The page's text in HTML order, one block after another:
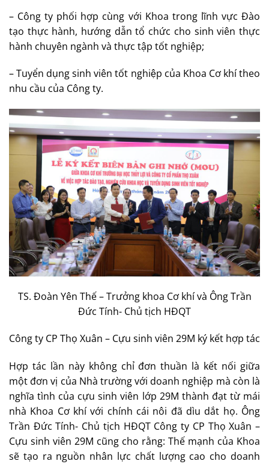
– Công ty phối hợp cùng với Khoa trong lĩnh vực Đào
tạo thực hành, hướng dẫn tổ chức cho sinh viên thực
hành chuyên ngành và thực tập tốt nghiệp;
– Tuyển dụng sinh viên tốt nghiệp của Khoa Cơ khí theo
nhu cầu của Công ty.
TS. Đoàn Yên Thế – Trưởng khoa Cơ khí và Ông Trần
Đức Tính- Chủ tịch HĐQT
Công ty CP Thọ Xuân – Cựu sinh viên 29M ký kết hợp tác
Hợp tác lần này không chỉ đơn thuần là kết nối giữa
một đơn vị của Nhà trường với doanh nghiệp mà còn là
nghĩa tình của cựu sinh viên lớp 29M thành đạt từ mái
nhà Khoa Cơ khí với chính cái nôi đã dìu dắt họ. Ông
Trần Đức Tính- Chủ tịch HĐQT Công ty CP Thọ Xuân –
Cựu sinh viên 29M cũng cho rằng: Thế mạnh của Khoa
sẽ tạo ra nguồn nhân lực chất lượng cao cho doanh